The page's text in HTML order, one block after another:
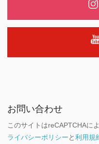
お問い合わせ
このサイトはreCAPTCHAに
ライバシーポリシーと利用規